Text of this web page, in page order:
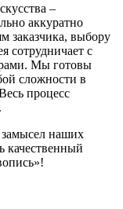
–
аккуратно
заказчика, выбору
сотрудничает с
Мы готовы
сложности в
процесс
наших
качественный